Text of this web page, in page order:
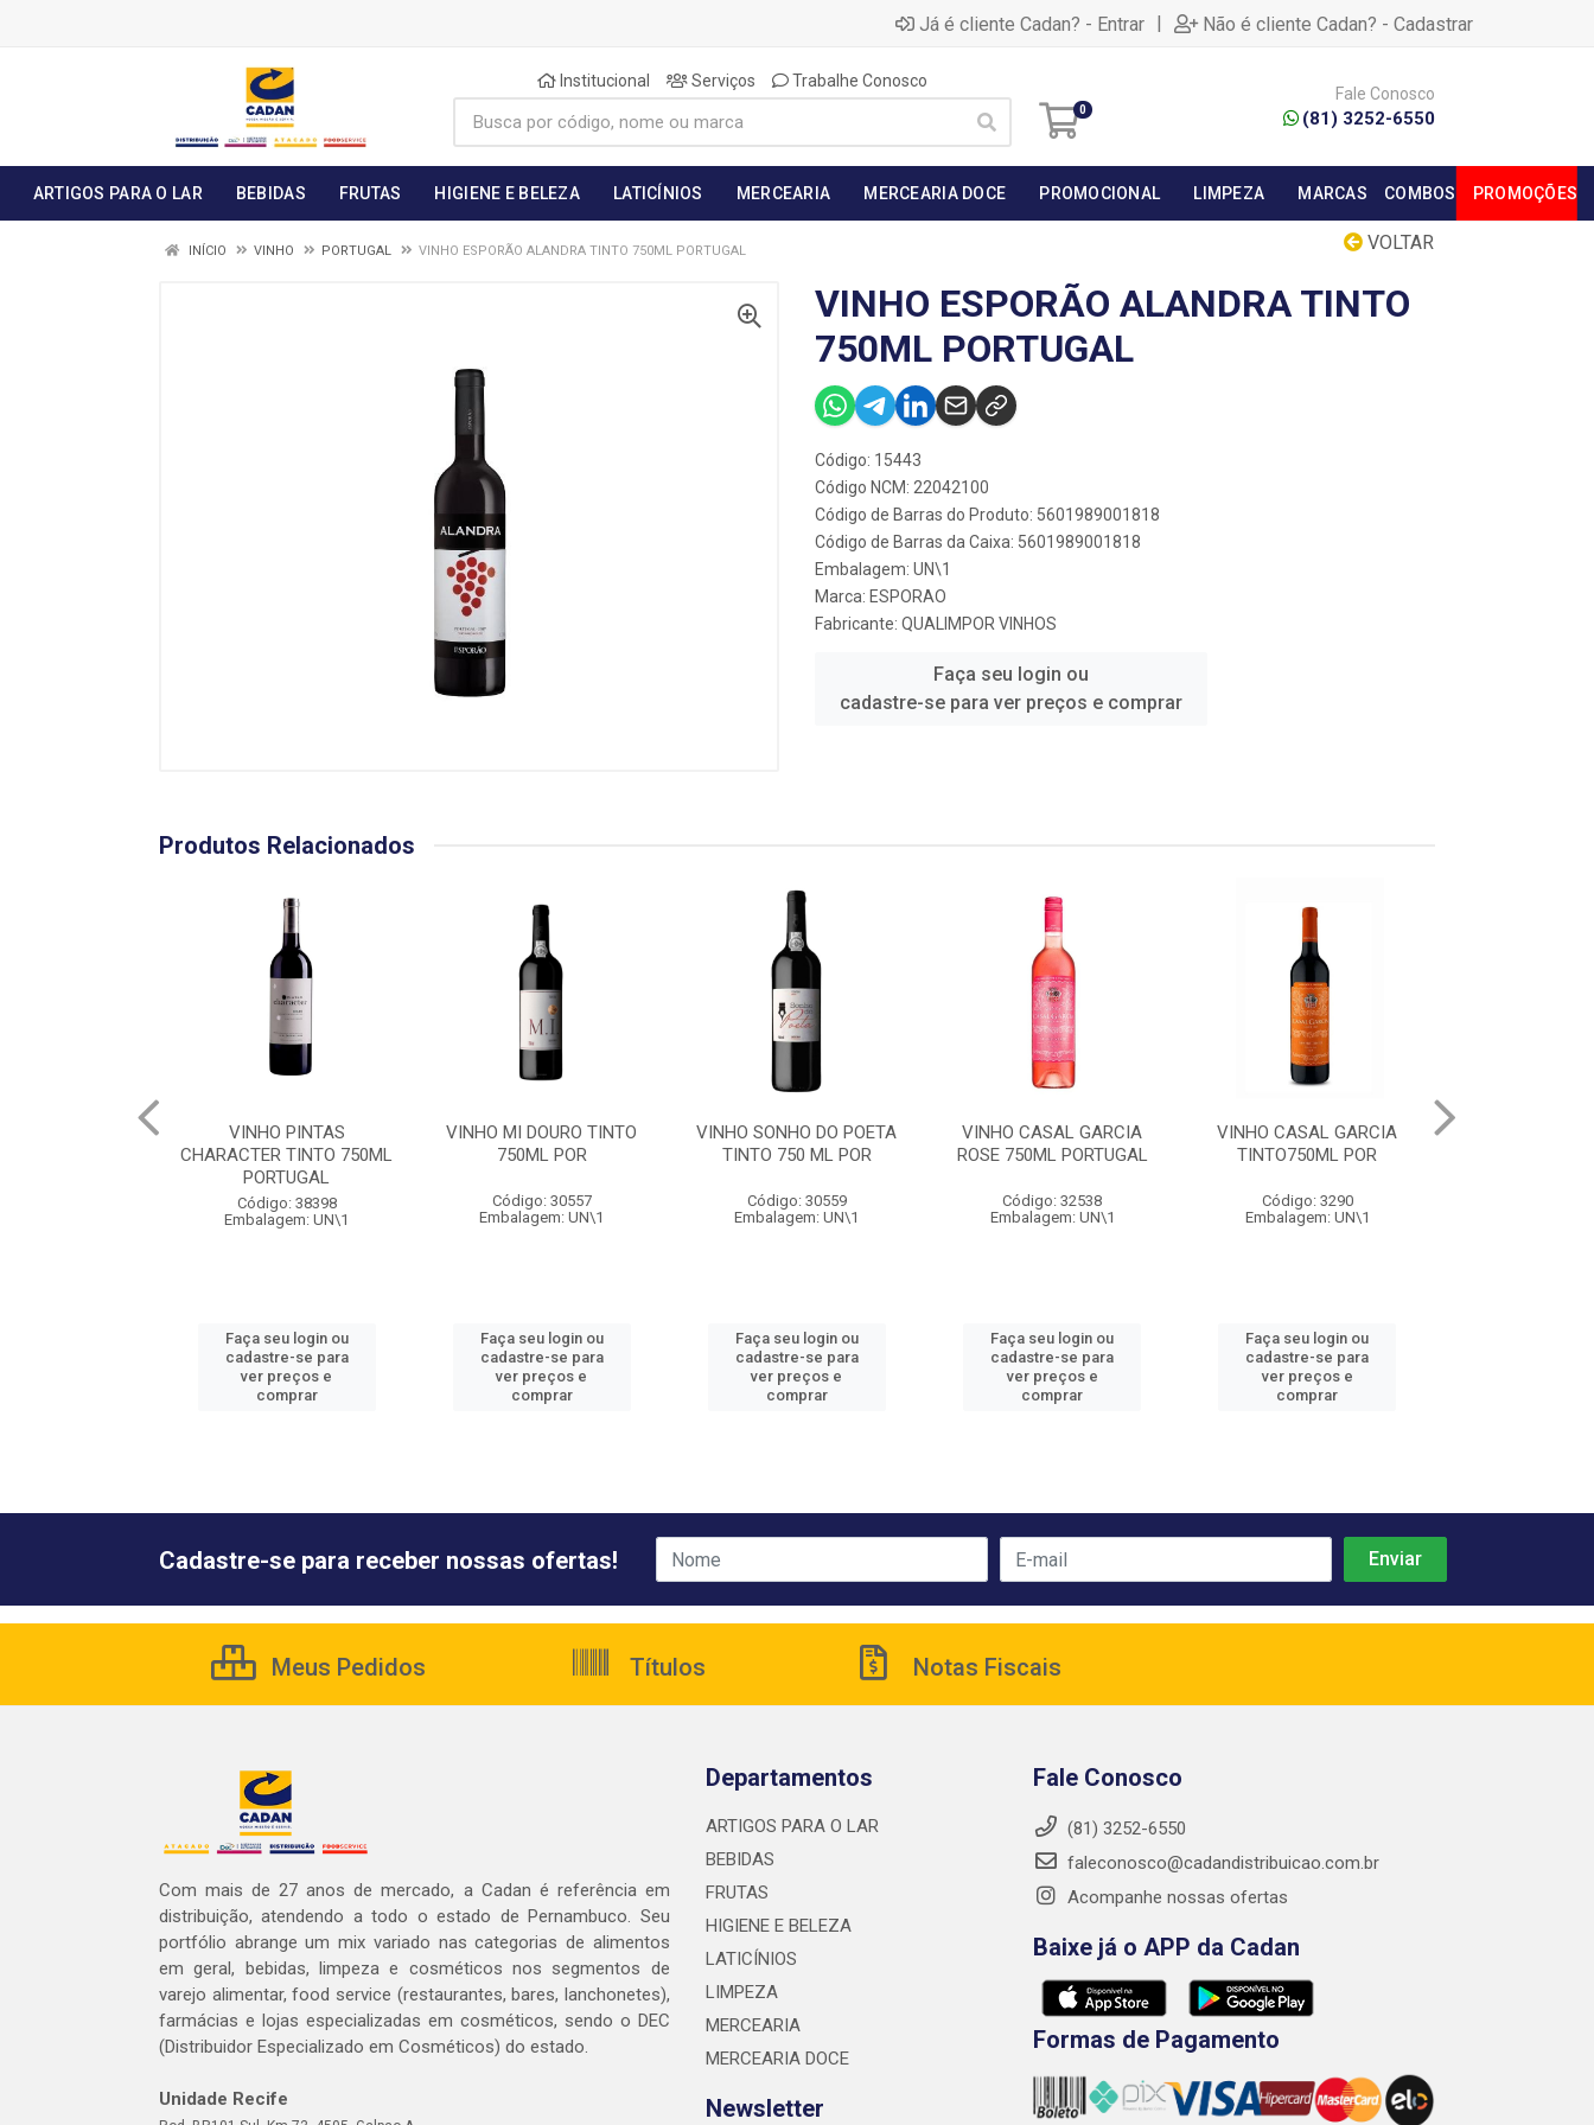
Já é cliente Cadan? - Entrar | Não é cliente Cadan? - Cadastrar
Institucional Serviços Trabalhe Conosco
0
Fale Conosco
(81) 3252-6550
ARTIGOS PARA O LAR BEBIDAS FRUTAS HIGIENE E BELEZA LATICÍNIOS MERCEARIA MERCEARIA DOCE PROMOCIONAL LIMPEZA MARCAS COMBOS PROMOÇÕES
VOLTAR
INÍCIO VINHO PORTUGAL VINHO ESPORÃO ALANDRA TINTO 750ML PORTUGAL
VINHO ESPORÃO ALANDRA TINTO
750ML PORTUGAL
Código: 15443
Código NCM: 22042100
Código de Barras do Produto: 5601989001818
Código de Barras da Caixa: 5601989001818
Embalagem: UN\1
Marca: ESPORAO
Fabricante: QUALIMPOR VINHOS
Faça seu login ou
cadastre-se para ver preços e comprar
Produtos Relacionados
VINHO PINTAS
CHARACTER TINTO 750ML
PORTUGAL
Código: 38398
Embalagem: UN\1
Faça seu login ou
cadastre-se para
ver preços e
comprar
VINHO MI DOURO TINTO
750ML POR
Código: 30557
Embalagem: UN\1
Faça seu login ou
cadastre-se para
ver preços e
comprar
VINHO SONHO DO POETA
TINTO 750 ML POR
Código: 30559
Embalagem: UN\1
Faça seu login ou
cadastre-se para
ver preços e
comprar
VINHO CASAL GARCIA
ROSE 750ML PORTUGAL
Código: 32538
Embalagem: UN\1
Faça seu login ou
cadastre-se para
ver preços e
comprar
VINHO CASAL GARCIA
TINTO750ML POR
Código: 3290
Embalagem: UN\1
Faça seu login ou
cadastre-se para
ver preços e
comprar
Cadastre-se para receber nossas ofertas!
Meus Pedidos Títulos Notas Fiscais
Com mais de 27 anos de mercado, a Cadan é referência em
distribuição, atendendo a todo o estado de Pernambuco. Seu
portfólio abrange um mix variado nas categorias de alimentos
em geral, bebidas, limpeza e cosméticos nos segmentos de
varejo alimentar, food service (restaurantes, bares, lanchonetes),
farmácias e lojas especializadas em cosméticos, sendo o DEC
(Distribuidor Especializado em Cosméticos) do estado.
Unidade Recife
Departamentos
ARTIGOS PARA O LAR
BEBIDAS
FRUTAS
HIGIENE E BELEZA
LATICÍNIOS
LIMPEZA
MERCEARIA
MERCEARIA DOCE
Newsletter
Fale Conosco
(81) 3252-6550
faleconosco@cadandistribuicao.com.br
Acompanhe nossas ofertas
Baixe já o APP da Cadan
Formas de Pagamento